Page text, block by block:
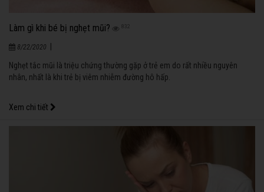
Làm gì khi bé bị nghẹt mũi? 832
8/22/2020
Nghẹt tắc mũi là triệu chứng thường gặp ở trẻ em do rất nhiều nguyên
nhân, nhất là khi trẻ bị viêm nhiễm đường hô hấp.
Xem chi tiết